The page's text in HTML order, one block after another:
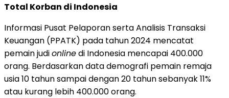
Total Korban di Indonesia
Informasi Pusat Pelaporan serta Analisis Transaksi
Keuangan (PPATK) pada tahun 2024 mencatat
pemain judionlinedi Indonesia mencapai 400.000
orang. Berdasarkan data demografi pemain remaja
usia 10 tahun sampai dengan 20 tahun sebanyak 11%
atau kurang lebih 400.000 orang.